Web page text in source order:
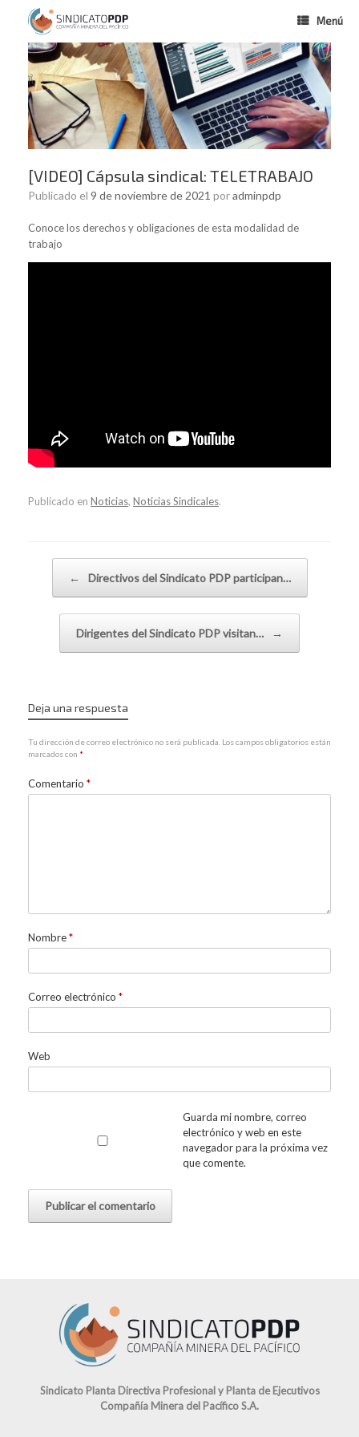
Menú
[VIDEO] Cápsula sindical: TELETRABAJO
Publicado el 9 de noviembre de 2021 poradminpdp
Conoce los derechos y obligaciones de esta modalidad de
trabajo
Publicado en Noticias, Noticias Sindicales.
← Directivos del Sindicato PDP participan…
Dirigentes del Sindicato PDP visitan… →
Deja una respuesta
Tu dirección de correo electrónico no será publicada. Los campos obligatorios están
marcados con *
Comentario *
Nombre*
Correo electrónico *
Web
Guarda mi nombre, correo
electrónico y web en este
navegador para la próxima vez
que comente.
Sindicato Planta Directiva Profesional y Planta de Ejecutivos
Compañía Minera del Pacífico S.A.